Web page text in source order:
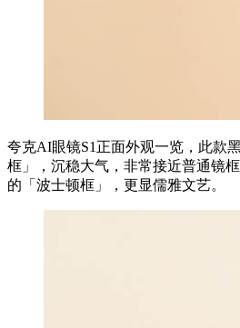
夸克AI眼镜S1正面外观一览，此款
框」‌，沉稳大气，非常接近普通镜
的「波士顿框」‌，更显儒雅文艺。